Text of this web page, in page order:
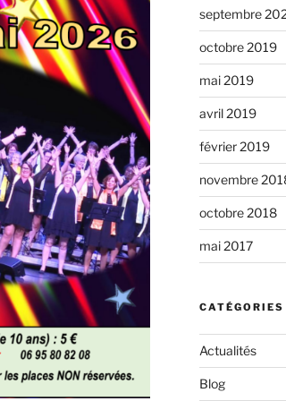
septembre
octobre 2019
mai 2019
avril 2019
février 2019
novembre
octobre 2018
mai 2017
CATÉGORIES
Actualités
Blog